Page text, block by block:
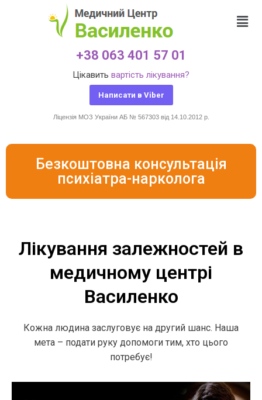
+38 063 401 57 01
Цікавить вартість лікування?
Написати в Viber
Ліцензія МОЗ України АБ № 567303 від 14.10.2012 р.
Безкоштовна консультація
психіатра-нарколога
Лікування залежностей в
медичному центрі
Василенко
Кожна людина заслуговує на другий шанс. Наша
мета – подати руку допомоги тим, хто цього
потребує!